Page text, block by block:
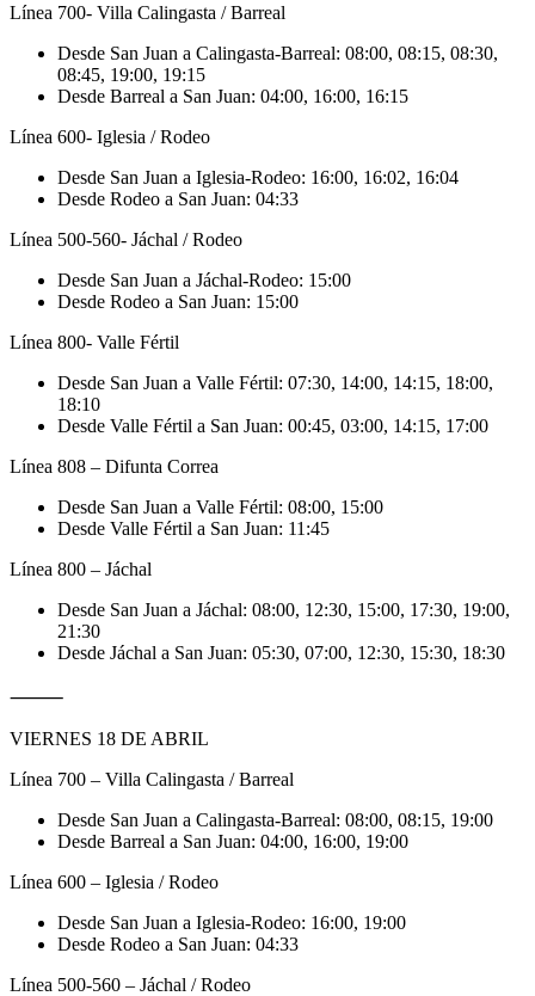
Línea 700- Villa Calingasta / Barreal
Desde San Juan a Calingasta-Barreal: 08:00, 08:15, 08:30,
08:45, 19:00, 19:15
Desde Barreal a San Juan: 04:00, 16:00, 16:15
Línea 600- Iglesia / Rodeo
Desde San Juan a Iglesia-Rodeo: 16:00, 16:02, 16:04
Desde Rodeo a San Juan: 04:33
Línea 500-560- Jáchal / Rodeo
Desde San Juan a Jáchal-Rodeo: 15:00
Desde Rodeo a San Juan: 15:00
Línea 800- Valle Fértil
Desde San Juan a Valle Fértil: 07:30, 14:00, 14:15, 18:00,
18:10
Desde Valle Fértil a San Juan: 00:45, 03:00, 14:15, 17:00
Línea 808 – Difunta Correa
Desde San Juan a Valle Fértil: 08:00, 15:00
Desde Valle Fértil a San Juan: 11:45
Línea 800 – Jáchal
Desde San Juan a Jáchal: 08:00, 12:30, 15:00, 17:30, 19:00,
21:30
Desde Jáchal a San Juan: 05:30, 07:00, 12:30, 15:30, 18:30
⸻
VIERNES 18 DE ABRIL
Línea 700 – Villa Calingasta / Barreal
Desde San Juan a Calingasta-Barreal: 08:00, 08:15, 19:00
Desde Barreal a San Juan: 04:00, 16:00, 19:00
Línea 600 – Iglesia / Rodeo
Desde San Juan a Iglesia-Rodeo: 16:00, 19:00
Desde Rodeo a San Juan: 04:33
Línea 500-560 – Jáchal / Rodeo